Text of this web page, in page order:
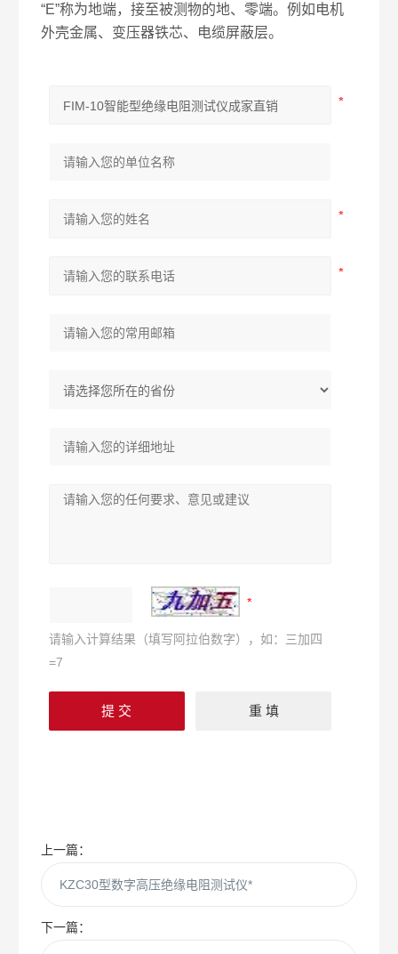
“E”称为地端，接至被测物的地、零端。例如电机
外壳金属、变压器铁芯、电缆屏蔽层。
请输入计算结果（填写阿拉伯数字），如：三加四
=7
上一篇：
KZC30型数字高压绝缘电阻测试仪*
下一篇：